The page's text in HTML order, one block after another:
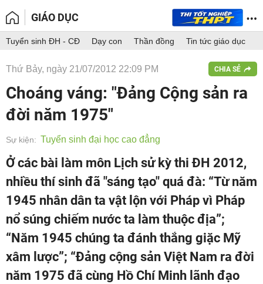
GIÁO DỤC
Tuyển sinh ĐH - CĐ Dạy con Thần đồng Tin tức giáo dục
Thứ Bảy, ngày 21/07/2012 22:09 PM CHIA SẺ
Choáng váng: "Đảng Cộng sản ra
đời năm 1975"
Sự kiện: Tuyển sinh đại học cao đẳng
Ở các bài làm môn Lịch sử kỳ thi ĐH 2012,
nhiều thí sinh đã "sáng tạo" quá đà: “Từ năm
1945 nhân dân ta vật lộn với Pháp vì Pháp
nổ súng chiếm nước ta làm thuộc địa”;
“Năm 1945 chúng ta đánh thắng giặc Mỹ
xâm lược”; “Đảng cộng sản Việt Nam ra đời
năm 1975 đã cùng Hồ Chí Minh lãnh đạo